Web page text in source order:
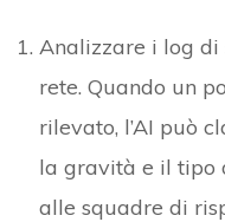
Analizzare i log
rete. Quando un
rilevato, l’AI può
la gravità e il tipo
alle squadre di